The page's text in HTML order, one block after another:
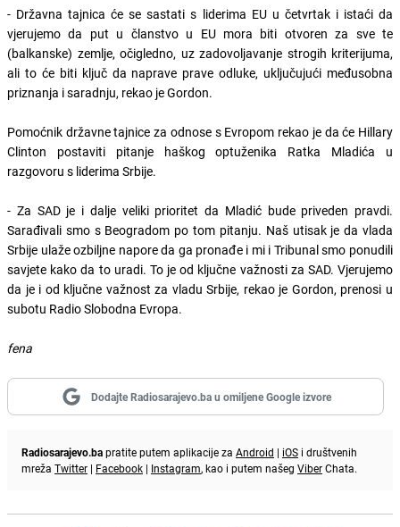
- Državna tajnica će se sastati s liderima EU u četvrtak i istaći da
vjerujemo da put u članstvo u EU mora biti otvoren za sve te
(balkanske) zemlje, očigledno, uz zadovoljavanje strogih kriterijuma,
ali to će biti ključ da naprave prave odluke, uključujući međusobna
priznanja i saradnju, rekao je Gordon.
Pomoćnik državne tajnice za odnose s Evropom rekao je da će Hillary
Clinton postaviti pitanje haškog optuženika Ratka Mladića u
razgovoru s liderima Srbije.
- Za SAD je i dalje veliki prioritet da Mladić bude priveden pravdi.
Sarađivali smo s Beogradom po tom pitanju. Naš utisak je da vlada
Srbije ulaže ozbiljne napore da ga pronađe i mi i Tribunal smo ponudili
savjete kako da to uradi. To je od ključne važnosti za SAD. Vjerujemo
da je i od ključne važnost za vladu Srbije, rekao je Gordon, prenosi u
subotu Radio Slobodna Evropa.
fena
Dodajte Radiosarajevo.ba u omiljene Google izvore
Radiosarajevo.bapratite putem aplikacije za Android | iOS i društvenih
mreža Twitter | Facebook | Instagram, kao i putem našeg ViberChata.